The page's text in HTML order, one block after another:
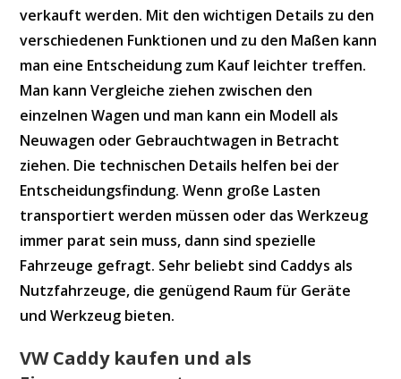
verkauft werden. Mit den wichtigen Details zu den
verschiedenen Funktionen und zu den Maßen kann
man eine Entscheidung zum Kauf leichter treffen.
Man kann Vergleiche ziehen zwischen den
einzelnen Wagen und man kann ein Modell als
Neuwagen oder Gebrauchtwagen in Betracht
ziehen. Die technischen Details helfen bei der
Entscheidungsfindung. Wenn große Lasten
transportiert werden müssen oder das Werkzeug
immer parat sein muss, dann sind spezielle
Fahrzeuge gefragt. Sehr beliebt sind Caddys als
Nutzfahrzeuge, die genügend Raum für Geräte
und Werkzeug bieten.
VW Caddy kaufen und als